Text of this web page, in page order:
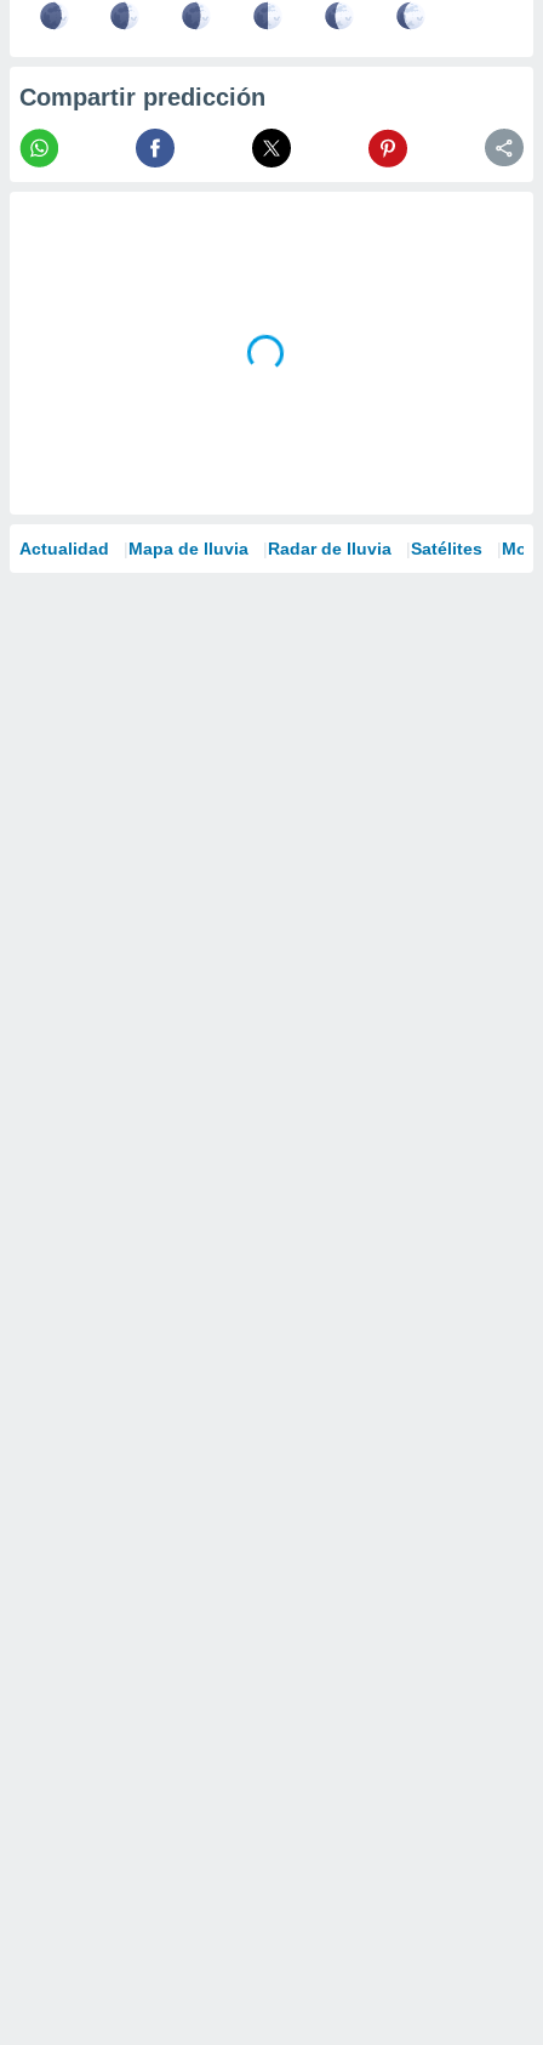
Compartir predicción
Actualidad Mapa de lluvia Radar de lluvia Satélites